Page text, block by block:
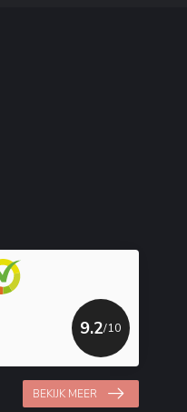
9.2/10
BEKIJK MEER